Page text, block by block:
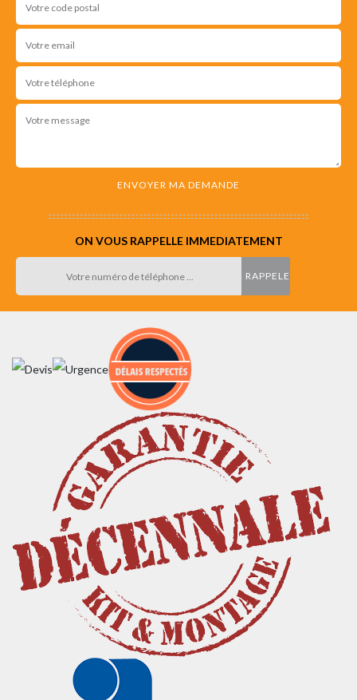
ON VOUS RAPPELLE IMMEDIATEMENT